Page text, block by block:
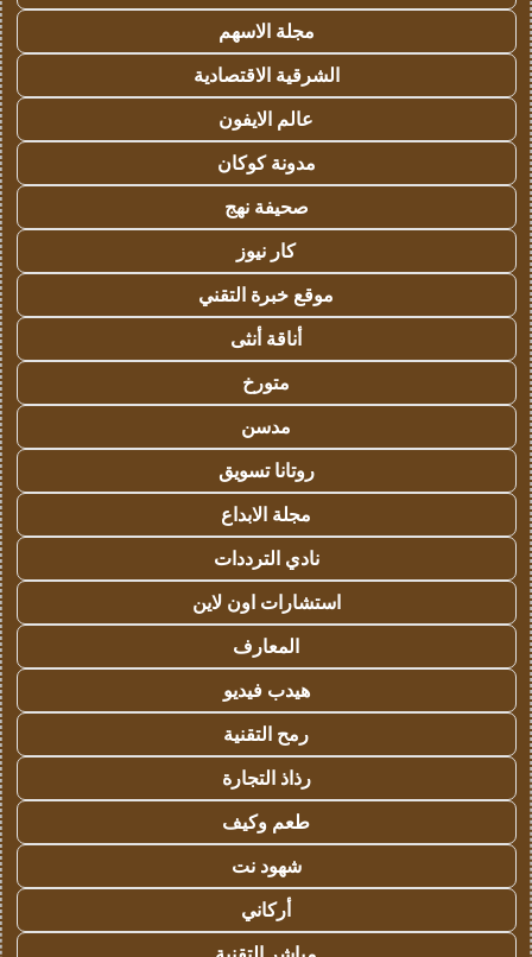
مجلة الاسهم
الشرقية الاقتصادية
عالم الايفون
مدونة كوكان
صحيفة نهج
كار نيوز
موقع خبرة التقني
أناقة أنثى
متورخ
مدسن
روتانا تسويق
مجلة الابداع
نادي الترددات
استشارات اون لاين
المعارف
هيدب فيديو
رمح التقنية
رذاذ التجارة
طعم وكيف
شهود نت
أركاني